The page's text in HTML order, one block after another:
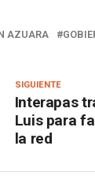
AZUARA
SIGUIENTE
Interapas
Luis para
la red